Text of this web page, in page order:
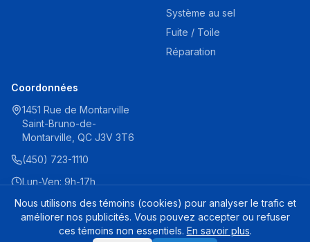
Système au sel
Fuite / Toile
Réparation
Coordonnées
1451 Rue de Montarville
Saint-Bruno-de-
Montarville, QC J3V 3T6
(450) 723-1110
Lun-Ven: 9h-17h
Nous utilisons des témoins (cookies) pour analyser le trafic et
améliorer nos publicités. Vous pouvez accepter ou refuser
ces témoins non essentiels. En savoir plus.